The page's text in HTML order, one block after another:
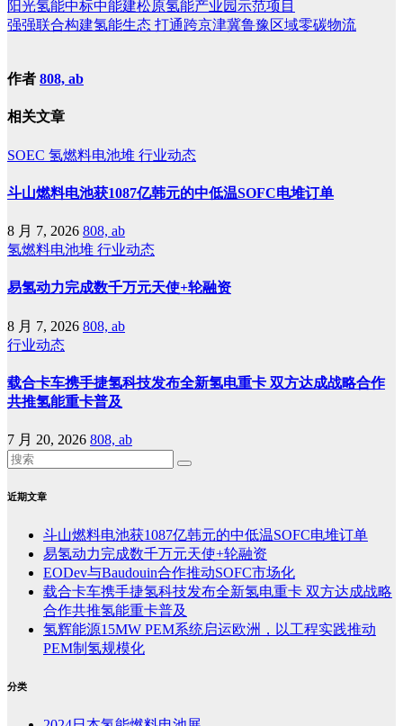
阳光氢能中标中能建松原氢能产业园示范项目
强强联合构建氢能生态 打通跨京津冀鲁豫区域零碳物流
作者 808, ab
相关文章
SOEC 氢燃料电池堆 行业动态
斗山燃料电池获1087亿韩元的中低温SOFC电堆订单
8 月 7, 2026 808, ab
氢燃料电池堆 行业动态
易氢动力完成数千万元天使+轮融资
8 月 7, 2026 808, ab
行业动态
载合卡车携手捷氢科技发布全新氢电重卡 双方达成战略合作
共推氢能重卡普及
7 月 20, 2026 808, ab
近期文章
斗山燃料电池获1087亿韩元的中低温SOFC电堆订单
易氢动力完成数千万元天使+轮融资
EODev与Baudouin合作推动SOFC市场化
载合卡车携手捷氢科技发布全新氢电重卡 双方达成战略
合作共推氢能重卡普及
氢辉能源15MW PEM系统启运欧洲，以工程实践推动
PEM制氢规模化
分类